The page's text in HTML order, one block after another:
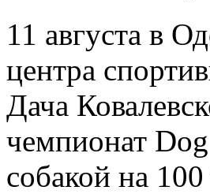
11 августа в
центра
Дача
чемпионат
собакой на